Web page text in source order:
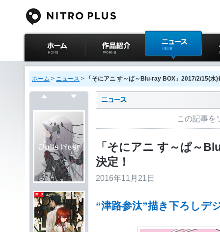
ニトロプラス公式
サイト ホーム
作品紹介 ニュース イベ
ホーム > ニュース > 「そにアニ す～ぱ～Blu-ray BOX」2017/2/15(水)
この記事を
「そにアニ す～ぱ～
決定！
2016年11月21日
“津路参汰”描き下ろしデ